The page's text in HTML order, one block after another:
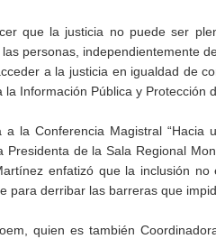
que la justicia no puede ser
personas, independientemente
a la justicia en igualdad de
la Información Pública y
la Conferencia Magistral “Hacia
Presidenta de la Sala Regional
enfatizó que la inclusión
para derribar las barreras que
quien es también